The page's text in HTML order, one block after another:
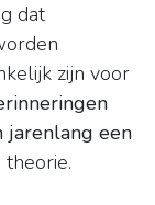
dat
zijn voor
jarenlang een
theorie.